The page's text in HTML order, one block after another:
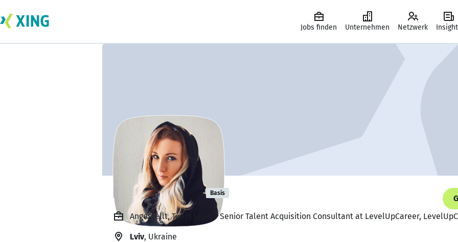
Jobs finden Unternehmen Netzwerk
Inna Krapivna Basis
Angestellt, Team Lead / Senior Talent Acquisition Consultant at LevelUpCareer,
Lviv, Ukraine